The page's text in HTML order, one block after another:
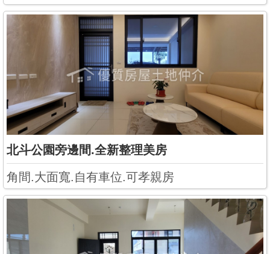
北斗公園旁邊間.全新整理美房
角間.大面寬.自有車位.可孝親房